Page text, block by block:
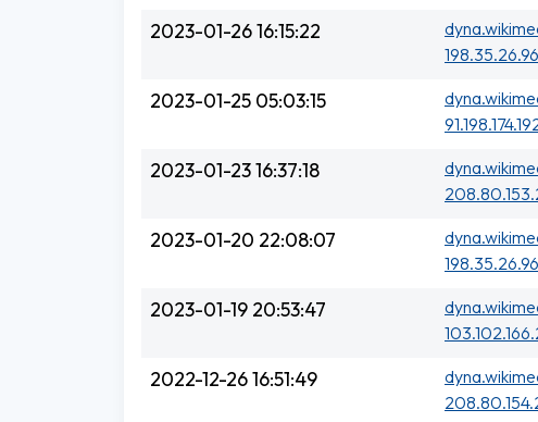
2023-01-26 16:15:22
198.35.26.96
2023-01-25 05:03:15
2023-01-23 16:37:18
2023-01-20 22:08:07
198.35.26.96
2023-01-19 20:53:47
2022-12-26 16:51:49